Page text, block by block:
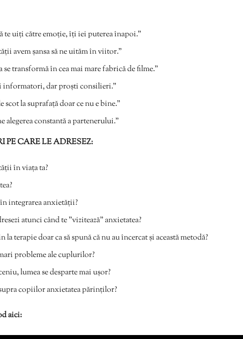
te uiți către emoție, îți iei puterea înapoi.”
avem șansa să ne uităm în viitor.”
transformă în cea mai mare fabrică de filme.”
informatori, dar proști consilieri.”
la suprafață doar ce nu e bine.”
alegerea constantă a partenerului.”
PE CARE LE ADRESEZ:
în viața ta?
integrarea anxietății?
atunci când te ”vizitează” anxietatea?
terapie doar ca să spună că nu au încercat și această metodă?
probleme ale cuplurilor?
lumea se desparte mai ușor?
copiilor anxietatea părinților?
aici: